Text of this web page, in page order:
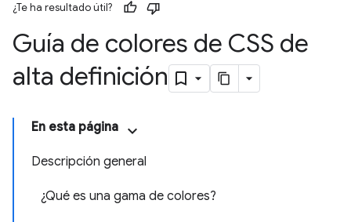
¿Te ha resultado útil?
Guía de colores de CSS de
alta definición
En esta página
Descripción general
¿Qué es una gama de colores?